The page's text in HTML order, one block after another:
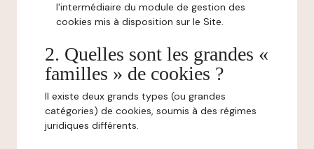
l'intermédiaire du module de gestion des
cookies mis à disposition sur le Site.
2. Quelles sont les grandes «
familles » de cookies ?
Il existe deux grands types (ou grandes
catégories) de cookies, soumis à des régimes
juridiques différents.